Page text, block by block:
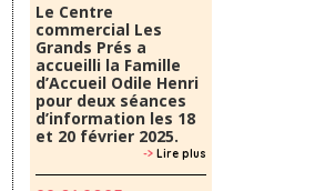
Le Centre
commercial Les
Grands Prés a
accueilli la Famille
d’Accueil Odile Henri
pour deux séances
d’information les 18
et 20 février 2025.
-> Lire plus